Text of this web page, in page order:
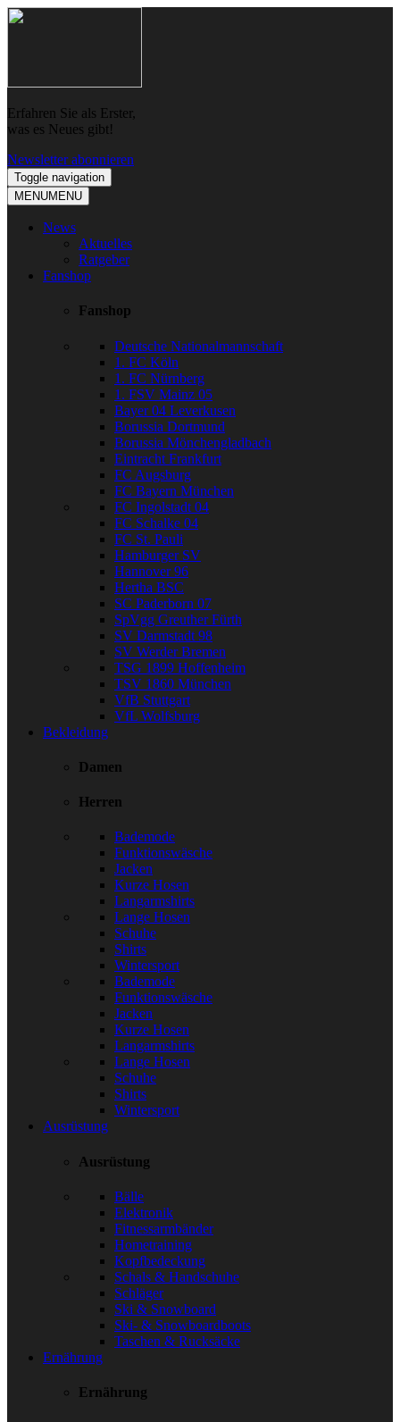
Skip
Skip
Erfahren Sie als Erster,
was es Neues gibt!
Newsletter abonnieren
Toggle navigation
MENUMENU
News
Aktuelles
Ratgeber
Fanshop
Fanshop
Deutsche Nationalmannschaft
1. FC Köln
1. FC Nürnberg
1. FSV Mainz 05
Bayer 04 Leverkusen
Borussia Dortmund
Borussia Mönchengladbach
Eintracht Frankfurt
FC Augsburg
FC Bayern München
FC Ingolstadt 04
FC Schalke 04
FC St. Pauli
Hamburger SV
Hannover 96
Hertha BSC
SC Paderborn 07
SpVgg Greuther Fürth
SV Darmstadt 98
SV Werder Bremen
TSG 1899 Hoffenheim
TSV 1860 München
VfB Stuttgart
VfL Wolfsburg
Bekleidung
Damen
Herren
Bademode
Funktionswäsche
Jacken
Kurze Hosen
Langarmshirts
Lange Hosen
Schuhe
Shirts
Wintersport
Bademode
Funktionswäsche
Jacken
Kurze Hosen
Langarmshirts
Lange Hosen
Schuhe
Shirts
Wintersport
Ausrüstung
Ausrüstung
Bälle
Elektronik
Fitnessarmbänder
Hometraining
Kopfbedeckung
Schals & Handschuhe
Schläger
Ski & Snowboard
Ski- & Snowboardboots
Taschen & Rucksäcke
Ernährung
Ernährung